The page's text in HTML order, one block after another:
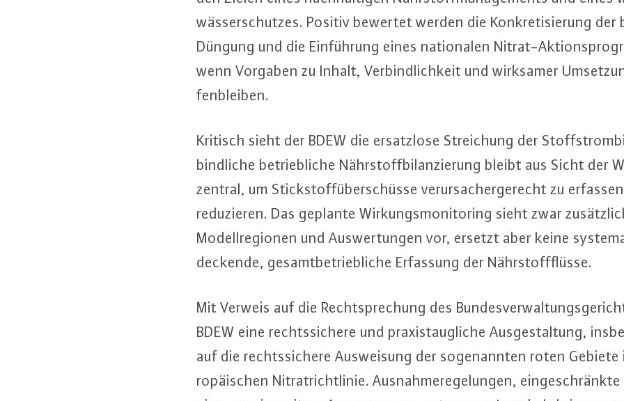
wäs­ser­schut­zes. Positiv bewertet werden die Kon­kre­ti­sie­rung der
Düngung und die Ein­füh­rung eines na­tio­na­len Ni­trat-
wenn Vorgaben zu Inhalt, Ver­bind­lich­keit und wirksamer
fen­blei­ben.
Kritisch sieht der BDEW die er­satz­lo­se Strei­chung der
bind­li­che be­trieb­li­che Nähr­stoff­bi­lan­zie­rung bleibt aus Sicht der
zentral, um Stick­stoff­über­schüs­se ver­ur­sa­cher­ge­recht zu
re­du­zie­ren. Das geplante Wir­kungs­mo­ni­to­ring sieht zwar
Mo­dell­re­gio­nen und Aus­wer­tun­gen vor, ersetzt aber keine
de­cken­de, ge­samt­be­trieb­li­che Erfassung der Nähr­stoff­flüs­se.
Mit Verweis auf die Recht­spre­chung des
BDEW eine rechts­si­che­re und pra­xis­taug­li­che Aus­ge­stal­tung,
auf die rechts­si­che­re Aus­wei­sung der so­ge­nann­ten roten
ro­päi­schen Ni­tratricht­li­nie. Aus­nah­me­re­ge­lun­gen,